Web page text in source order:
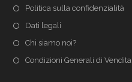
Politica sulla confidenzialità
Dati legali
Chi siamo noi?
Condizioni Generali di Vendita